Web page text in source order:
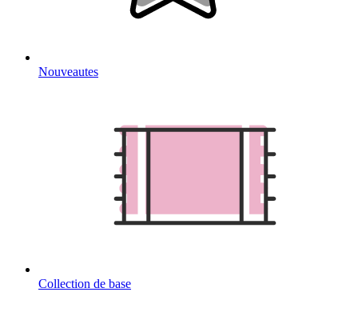
Nouveautes
Collection de base